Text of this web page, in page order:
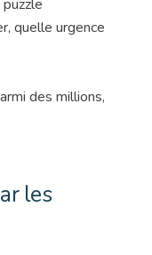
quelle urgence
des millions,
les